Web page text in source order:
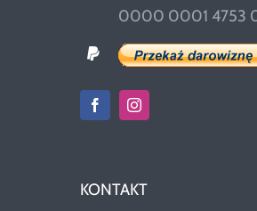
0000 0001 4753
KONTAKT